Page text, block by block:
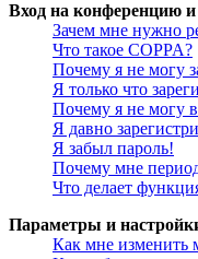
Вход на конференцию и
Зачем мне нужно
Что такое COPPA?
Почему я не могу
Я только что
Почему я не могу
Я давно
Я забыл пароль!
Почему мне
Что делает
Параметры и
Как мне изменить